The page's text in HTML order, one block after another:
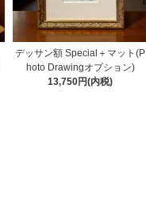
デッサン額 Special＋マット(P
hoto Drawingオプション)
13,750円(内税)